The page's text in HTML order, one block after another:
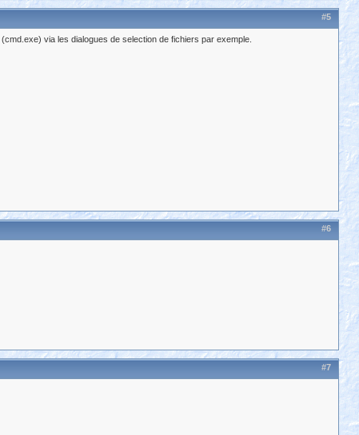
#5
via les dialogues de selection de fichiers par exemple.
#6
#7